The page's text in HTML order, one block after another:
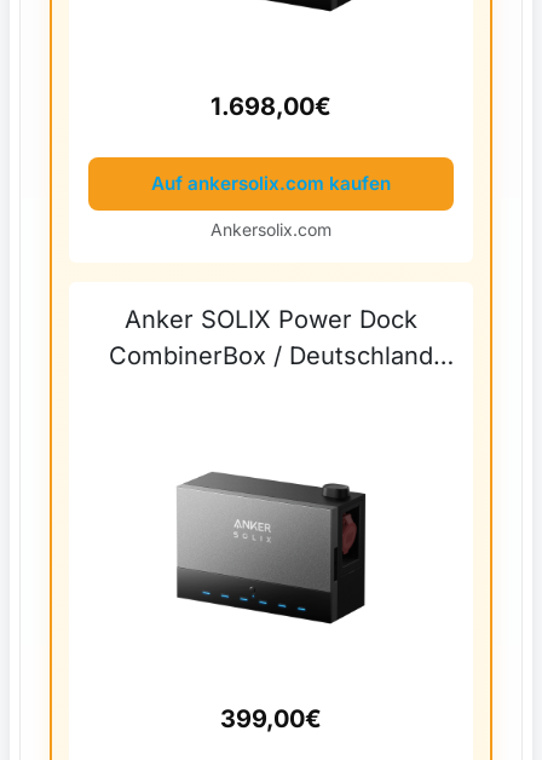
1.698,00€
Auf ankersolix.com kaufen
Ankersolix.com
Anker SOLIX Power Dock
CombinerBox / Deutschland
399,00€